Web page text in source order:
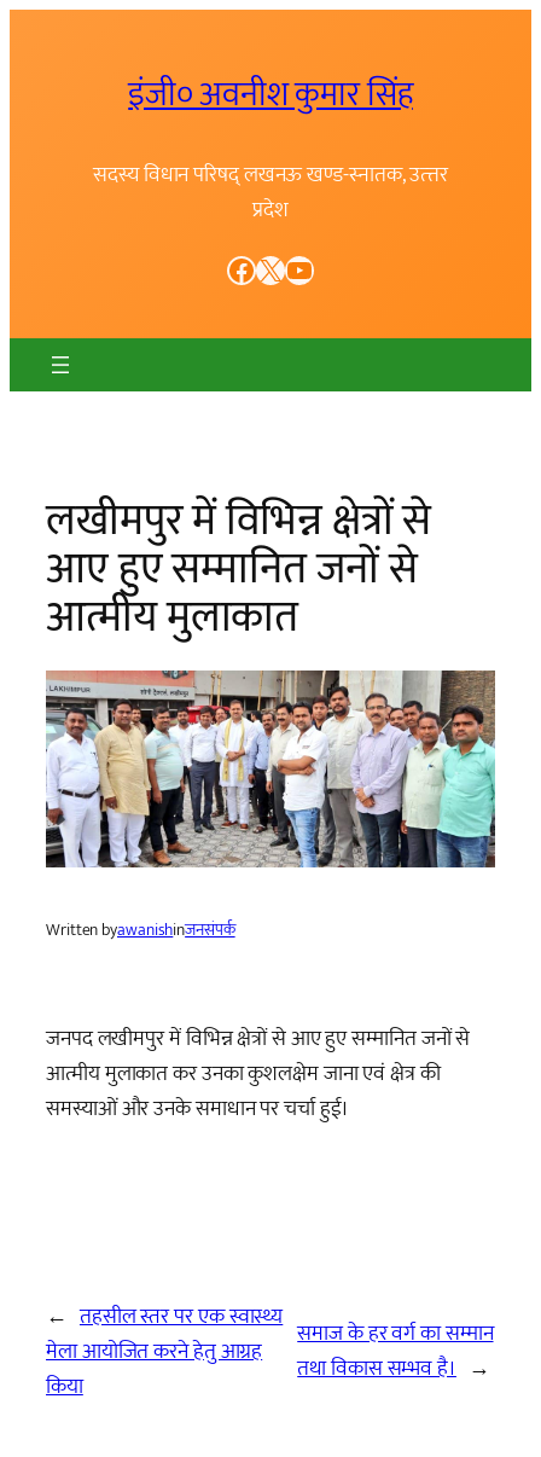
इंजी० अवनीश कुमार सिंह
सदस्य विधान परिषद् लखनऊ खण्ड-स्नातक, उत्त्तर
प्रदेश
Facebook X YouTube
लखीमपुर में विभिन्न क्षेत्रों से
आए हुए सम्मानित जनों से
आत्मीय मुलाकात
Written byawanishinजनसंपर्क
जनपद लखीमपुर में विभिन्न क्षेत्रों से आए हुए सम्मानित जनों से
आत्मीय मुलाकात कर उनका कुशलक्षेम जाना एवं क्षेत्र की
समस्याओं और उनके समाधान पर चर्चा हुई।
← तहसील स्तर पर एक स्वास्थ्य
मेला आयोजित करने हेतु आग्रह
किया
समाज के हर वर्ग का सम्मान
तथा विकास सम्भव है। →